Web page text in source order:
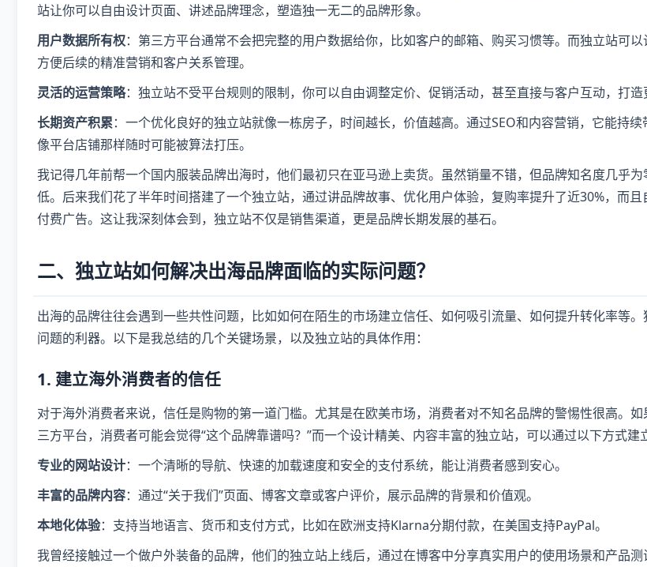
站让你可以自由设计页面、讲述品牌理念，塑造独一无二的品牌形象。
用户数据所有权：第三方平台通常不会把完整的用户数据给你，比如客户的邮箱、购买习惯等。而独立站可以
方便后续的精准营销和客户关系管理。
灵活的运营策略：独立站不受平台规则的限制，你可以自由调整定价、促销活动，甚至直接与客户互动，打造
长期资产积累：一个优化良好的独立站就像一栋房子，时间越长，价值越高。通过SEO和内容营销，它能持
像平台店铺那样随时可能被算法打压。
我记得几年前帮一个国内服装品牌出海时，他们最初只在亚马逊上卖货。虽然销量不错，但品牌知名度几乎
低。后来我们花了半年时间搭建了一个独立站，通过讲品牌故事、优化用户体验，复购率提升了近30%，而
付费广告。这让我深刻体会到，独立站不仅是销售渠道，更是品牌长期发展的基石。
二、独立站如何解决出海品牌面临的实际问题？
出海的品牌往往会遇到一些共性问题，比如如何在陌生的市场建立信任、如何吸引流量、如何提升转化率等
问题的利器。以下是我总结的几个关键场景，以及独立站的具体作用：
1. 建立海外消费者的信任
对于海外消费者来说，信任是购物的第一道门槛。尤其是在欧美市场，消费者对不知名品牌的警惕性很高。
三方平台，消费者可能会觉得“这个品牌靠谱吗？”而一个设计精美、内容丰富的独立站，可以通过以下方式建
专业的网站设计：一个清晰的导航、快速的加载速度和安全的支付系统，能让消费者感到安心。
丰富的品牌内容：通过“关于我们”页面、博客文章或客户评价，展示品牌的背景和价值观。
本地化体验：支持当地语言、货币和支付方式，比如在欧洲支持Klarna分期付款，在美国支持PayPal。
我曾经接触过一个做户外装备的品牌，他们的独立站上线后，通过在博客中分享真实用户的使用场景和产品